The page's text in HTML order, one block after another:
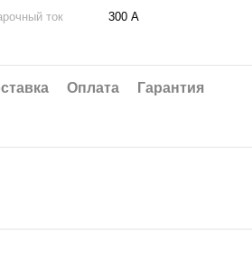
ток
300 А
Оплата Гарантия